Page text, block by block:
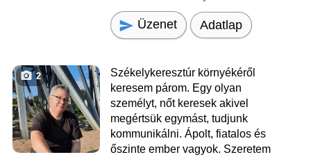
Üzenet Adatlap
2
Székelykeresztúr környékéről
keresem párom. Egy olyan
személyt, nőt keresek akivel
megértsük egymást, tudjunk
kommunikálni. Ápolt, fiatalos és
őszinte ember vagyok. Szeretem